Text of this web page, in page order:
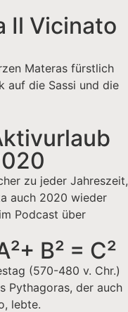
Il Vicinato
Materas fürstlich
auf die Sassi und die
zu jeder Jahreszeit,
auch 2020 wieder
Podcast über
B² = C²
(570-480 v. Chr.)
Pythagoras, der auch
lebte.